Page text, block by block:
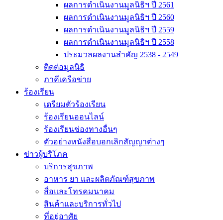
ผลการดำเนินงานมูลนิธิฯ ปี 2561
ผลการดำเนินงานมูลนิธิฯ ปี 2560
ผลการดำเนินงานมูลนิธิฯ ปี 2559
ผลการดำเนินงานมูลนิธิฯ ปี 2558
ประมวลผลงานสำคัญ 2538 - 2549
ติดต่อมูลนิธิ
ภาคีเครือข่าย
ร้องเรียน
เตรียมตัวร้องเรียน
ร้องเรียนออนไลน์
ร้องเรียนช่องทางอื่นๆ
ตัวอย่างหนังสือบอกเลิกสัญญาต่างๆ
ข่าวผู้บริโภค
บริการสุขภาพ
อาหาร ยา และผลิตภัณฑ์สุขภาพ
สื่อและโทรคมนาคม
สินค้าและบริการทั่วไป
ที่อยู่อาศัย